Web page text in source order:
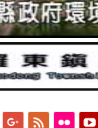
FacebookGoogleplus
Feed Flickr